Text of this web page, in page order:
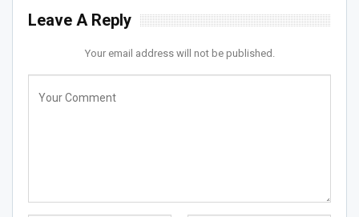
Leave A Reply
Your email address will not be published.